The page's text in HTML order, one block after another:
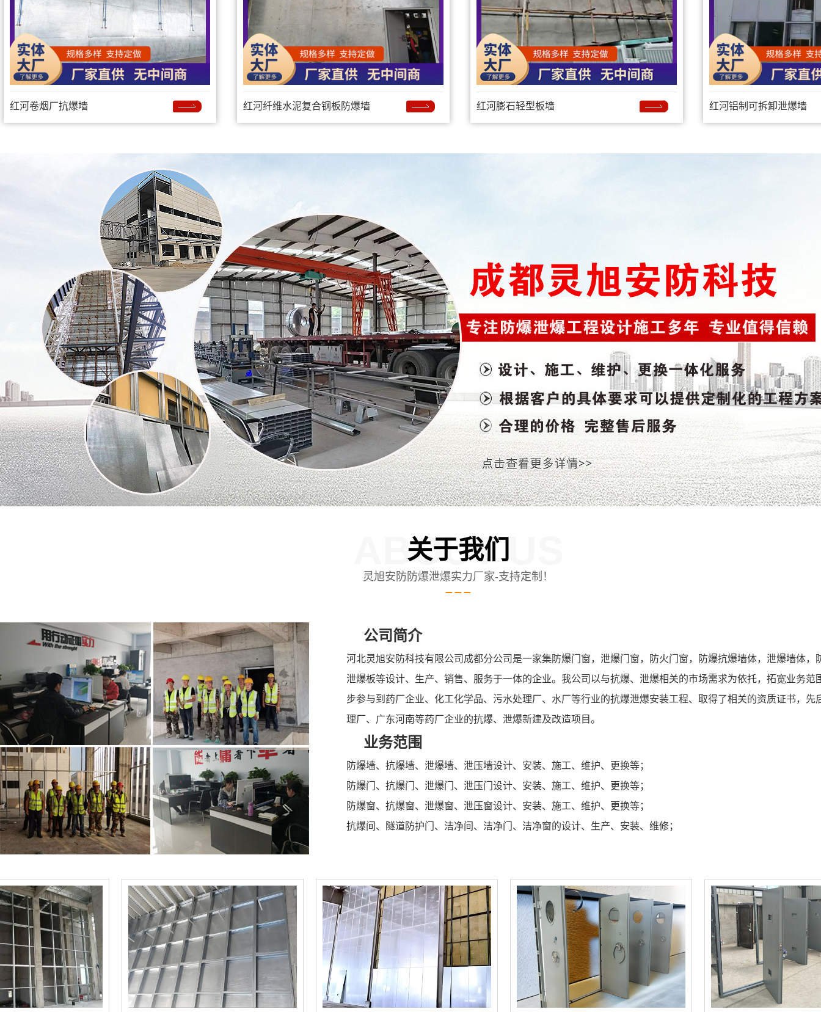
红河卷烟厂抗爆墙 红河纤维水泥复合钢板防爆墙 红河膨石轻型板墙 红河铝制可拆卸泄爆墙
关于我们
ABOUT US
灵旭安防防爆泄爆实力厂家-支持定制！
公司简介
河北灵旭安防科技有限公司成都分公司是一家集防爆门窗，泄爆门窗，防火门窗，防爆抗爆墙体，泄爆墙体，
泄爆板等设计、生产、销售、服务于一体的企业。我公司以与抗爆、泄爆相关的市场需求为依托，拓宽业务范
步参与到药厂企业、化工化学品、污水处理厂、水厂等行业的抗爆泄爆安装工程、取得了相关的资质证书，先
理厂、广东河南等药厂企业的抗爆、泄爆新建及改造项目。
业务范围
防爆墙、抗爆墙、泄爆墙、泄压墙设计、安装、施工、维护、更换等；
防爆门、抗爆门、泄爆门、泄压门设计、安装、施工、维护、更换等；
防爆窗、抗爆窗、泄爆窗、泄压窗设计、安装、施工、维护、更换等；
抗爆间、隧道防护门、洁净间、洁净门、洁净窗的设计、生产、安装、维修；